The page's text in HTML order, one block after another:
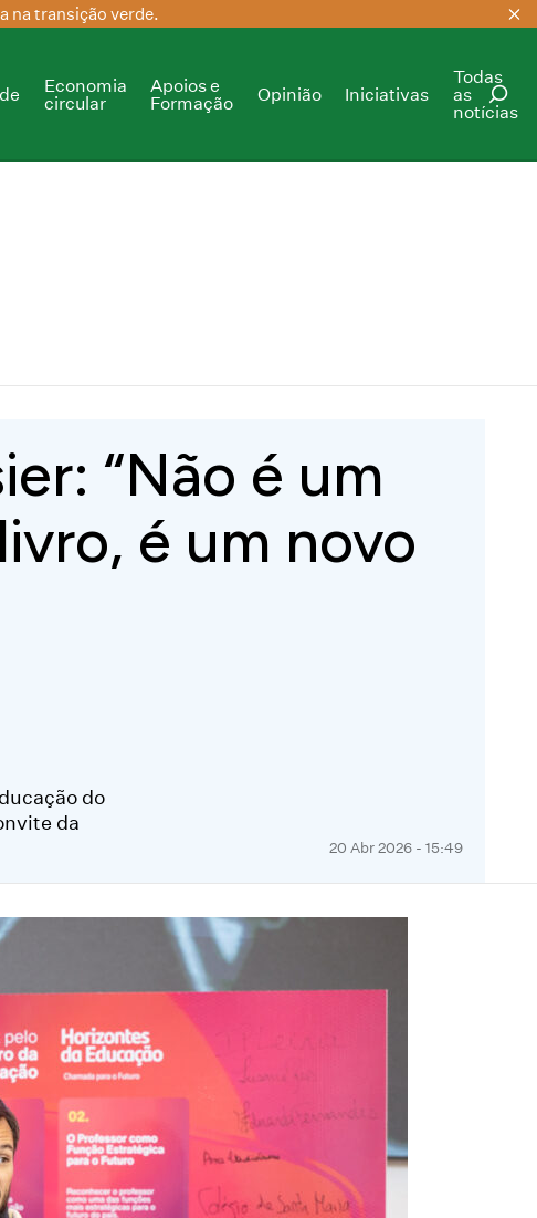
na transição verde.
Economia
circular
Apoios e
Formação
Opinião Iniciativas
Todas
as
notícias
“Não é um
é um novo
do
da
20 Abr 2026 - 15:49